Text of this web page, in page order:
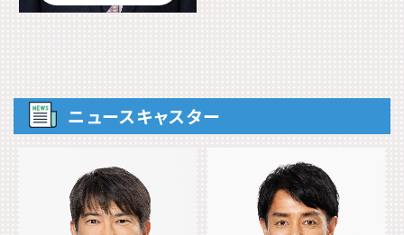
ニュースキャスター